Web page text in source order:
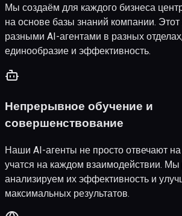
Мы создаём для каждого бизнеса
на основе базы знаний компании.
разными AI-агентами в разных
единообразие и эффективность.
Непрерывное обучение и
совершенствование
Наши AI-агенты не просто отвечают
учатся на каждом взаимодействии. Мы
анализируем их эффективность и
максимальных результатов.